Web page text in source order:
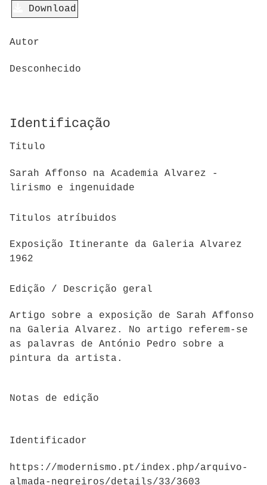
Download
Autor
Desconhecido
Identificação
Titulo
Sarah Affonso na Academia Alvarez -
lirismo e ingenuidade
Titulos atríbuidos
Exposição Itinerante da Galeria Alvarez
1962
Edição / Descrição geral
Artigo sobre a exposição de Sarah Affonso
na Galeria Alvarez. No artigo referem-se
as palavras de António Pedro sobre a
pintura da artista.
Notas de edição
Identificador
https://modernismo.pt/index.php/arquivo-
almada-negreiros/details/33/3603